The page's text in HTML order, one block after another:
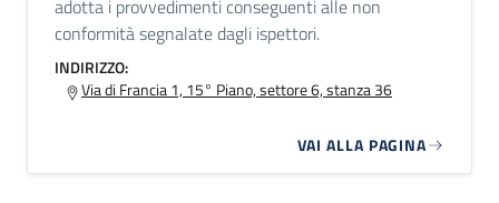
adotta i provvedimenti conseguenti alle non
conformità segnalate dagli ispettori.
INDIRIZZO:
Via di Francia 1, 15° Piano, settore 6, stanza 36
VAI ALLA PAGINA